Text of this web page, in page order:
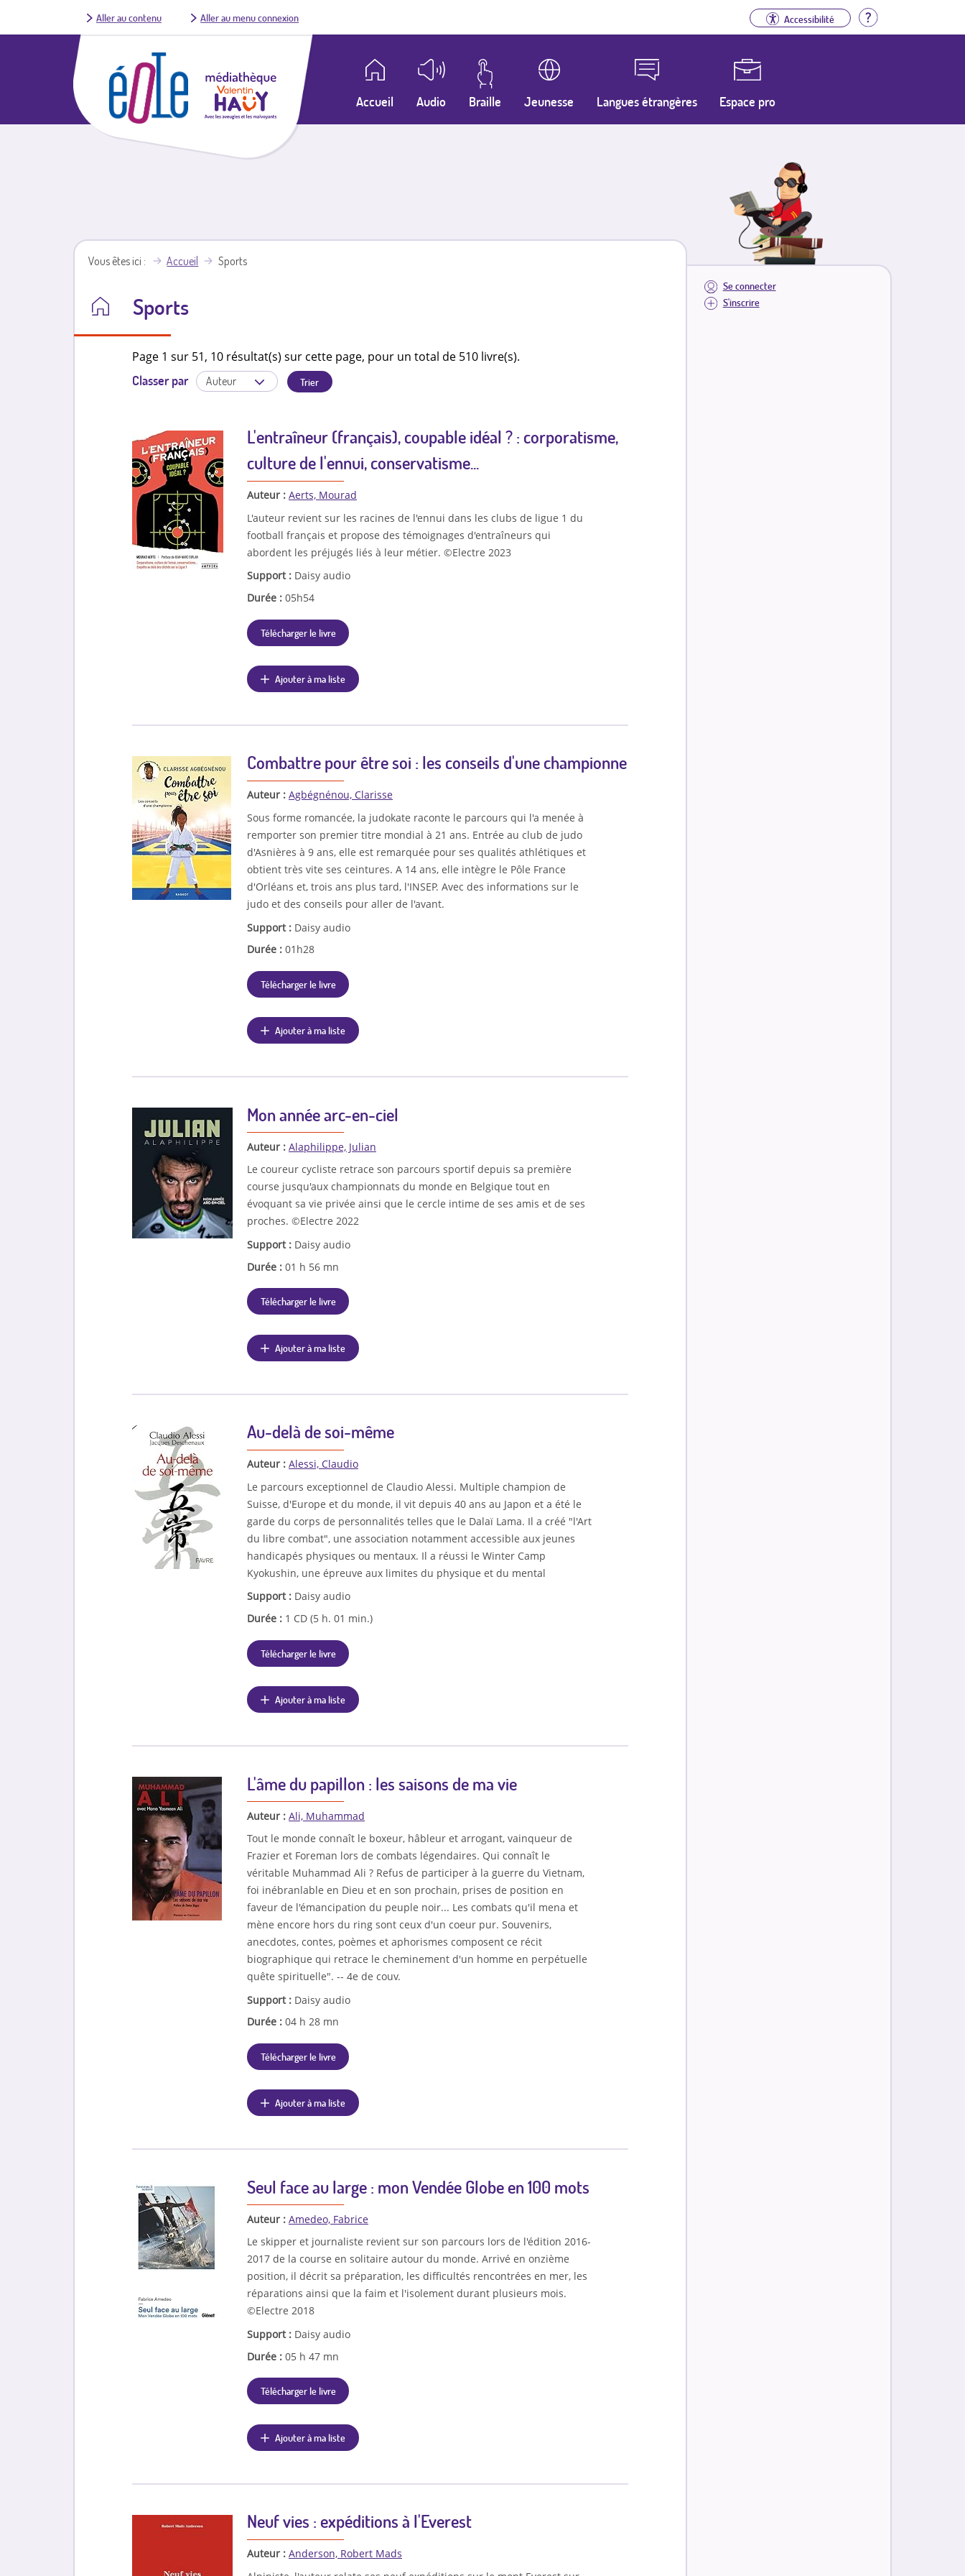
Aller au contenu Aller au menu connexion Accessibilité Aide
Accueil Audio Braille Jeunesse Langues étrangères Espace pro
Se connecter
S'inscrire
Vous êtes ici Accueil Sports
Sports
Page 1 sur 51, 10 résultat(s) sur cette page, pour un total de 510 livre(s).
Classer par
L'entraîneur (français), coupable idéal ? : corporatisme,
culture de l'ennui, conservatisme...
Auteur : Aerts, Mourad
L'auteur revient sur les racines de l'ennui dans les clubs de ligue 1 du
football français et propose des témoignages d'entraîneurs qui
abordent les préjugés liés à leur métier. ©Electre 2023
Support : Daisy audio
Durée : 05h54
Télécharger le livre
Ajouter à ma liste
Combattre pour être soi : les conseils d'une championne
Auteur : Agbégnénou, Clarisse
Sous forme romancée, la judokate raconte le parcours qui l'a menée à
remporter son premier titre mondial à 21 ans. Entrée au club de judo
d'Asnières à 9 ans, elle est remarquée pour ses qualités athlétiques et
obtient très vite ses ceintures. A 14 ans, elle intègre le Pôle France
d'Orléans et, trois ans plus tard, l'INSEP. Avec des informations sur le
judo et des conseils pour aller de l'avant.
Support : Daisy audio
Durée : 01h28
Télécharger le livre
Ajouter à ma liste
Mon année arc-en-ciel
Auteur : Alaphilippe, Julian
Le coureur cycliste retrace son parcours sportif depuis sa première
course jusqu'aux championnats du monde en Belgique tout en
évoquant sa vie privée ainsi que le cercle intime de ses amis et de ses
proches. ©Electre 2022
Support : Daisy audio
Durée : 01 h 56 mn
Télécharger le livre
Ajouter à ma liste
Au-delà de soi-même
Auteur : Alessi, Claudio
Le parcours exceptionnel de Claudio Alessi. Multiple champion de
Suisse, d'Europe et du monde, il vit depuis 40 ans au Japon et a été le
garde du corps de personnalités telles que le Dalaï Lama. Il a créé "l'Art
du libre combat", une association notamment accessible aux jeunes
handicapés physiques ou mentaux. Il a réussi le Winter Camp
Kyokushin, une épreuve aux limites du physique et du mental
Support : Daisy audio
Durée : 1 CD (5 h. 01 min.)
Télécharger le livre
Ajouter à ma liste
L'âme du papillon : les saisons de ma vie
Auteur : Ali, Muhammad
Tout le monde connaît le boxeur, hâbleur et arrogant, vainqueur de
Frazier et Foreman lors de combats légendaires. Qui connaît le
véritable Muhammad Ali ? Refus de participer à la guerre du Vietnam,
foi inébranlable en Dieu et en son prochain, prises de position en
faveur de l'émancipation du peuple noir... Les combats qu'il mena et
mène encore hors du ring sont ceux d'un coeur pur. Souvenirs,
anecdotes, contes, poèmes et aphorismes composent ce récit
biographique qui retrace le cheminement d'un homme en perpétuelle
quête spirituelle". -- 4e de couv.
Support : Daisy audio
Durée : 04 h 28 mn
Télécharger le livre
Ajouter à ma liste
Seul face au large : mon Vendée Globe en 100 mots
Auteur : Amedeo, Fabrice
Le skipper et journaliste revient sur son parcours lors de l'édition 2016-
2017 de la course en solitaire autour du monde. Arrivé en onzième
position, il décrit sa préparation, les difficultés rencontrées en mer, les
réparations ainsi que la faim et l'isolement durant plusieurs mois.
©Electre 2018
Support : Daisy audio
Durée : 05 h 47 mn
Télécharger le livre
Ajouter à ma liste
Neuf vies : expéditions à l'Everest
Auteur : Anderson, Robert Mads